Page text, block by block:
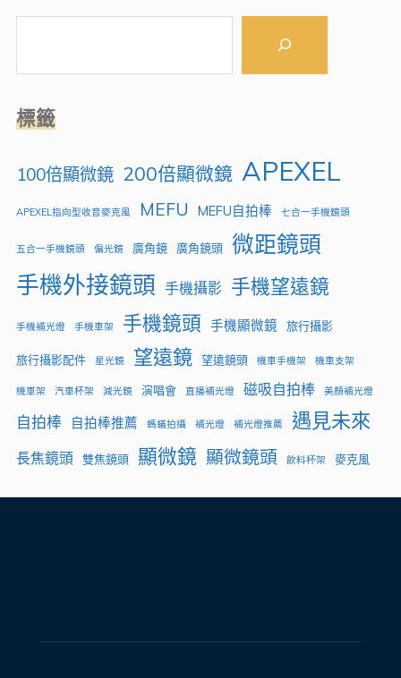
標籤
100倍顯微鏡 200倍顯微鏡 APEXEL
APEXEL指向型收音麥克風 MEFU MEFU自拍棒 七合一手機鏡頭
五合一手機鏡頭 偏光鏡 廣角鏡 廣角鏡頭 微距鏡頭
手機外接鏡頭 手機攝影 手機望遠鏡
手機補光燈 手機車架 手機鏡頭 手機顯微鏡 旅行攝影
旅行攝影配件 星光鏡 望遠鏡 望遠鏡頭 機車手機架 機車支架
機車架 汽車杯架 減光鏡 演唱會 直播補光燈 磁吸自拍棒 美顏補光燈
自拍棒 自拍棒推薦 螞蟻拍攝 補光燈 補光燈推薦 遇見未來
長焦鏡頭 雙焦鏡頭 顯微鏡 顯微鏡頭 飲料杯架 麥克風